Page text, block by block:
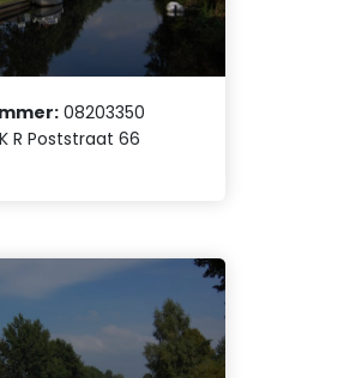
08203350
K R Poststraat 66